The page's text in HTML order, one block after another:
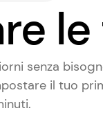
senza
il tuo